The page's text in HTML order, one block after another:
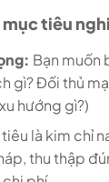
mục tiêu
Bạn muốn
gì? Đối thủ
hướng gì?)
là kim chỉ
thu thập